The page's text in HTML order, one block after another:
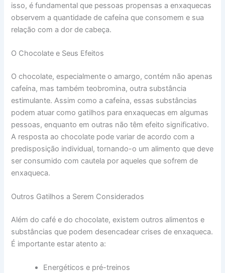
isso, é fundamental que pessoas propensas a enxaquecas
observem a quantidade de cafeína que consomem e sua
relação com a dor de cabeça.
O Chocolate e Seus Efeitos
O chocolate, especialmente o amargo, contém não apenas
cafeína, mas também teobromina, outra substância
estimulante. Assim como a cafeína, essas substâncias
podem atuar como gatilhos para enxaquecas em algumas
pessoas, enquanto em outras não têm efeito significativo.
A resposta ao chocolate pode variar de acordo com a
predisposição individual, tornando-o um alimento que deve
ser consumido com cautela por aqueles que sofrem de
enxaqueca.
Outros Gatilhos a Serem Considerados
Além do café e do chocolate, existem outros alimentos e
substâncias que podem desencadear crises de enxaqueca.
É importante estar atento a:
Energéticos e pré-treinos